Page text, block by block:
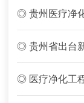
◎ 贵州省出台
◎ 医疗净化工